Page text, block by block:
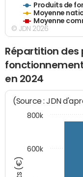
Produits de
Moyenne
Moyenne
© JDN 2026
Répartition des
en 2024
(Source : JDN
600k
800k